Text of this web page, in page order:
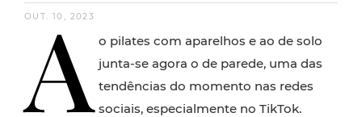
OUT. 10, 2023
A o pilates com aparelhos e ao de solo
junta-se agora o de parede, uma das
tendências do momento nas redes
sociais, especialmente no TikTok.